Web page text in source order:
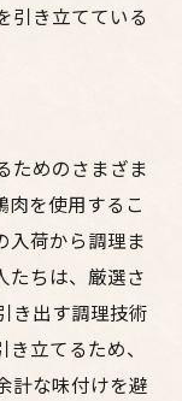
引き立てている
ためのさまざま
肉を使用するこ
入荷から調理ま
たちは、厳選さ
き出す調理技術
立てるため、
計な味付けを避